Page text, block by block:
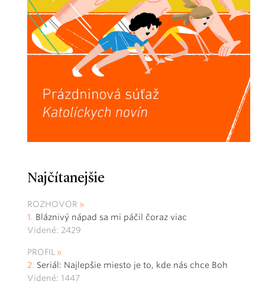
Najčítanejšie
ROZHOVOR
Bláznivý nápad sa mi páčil čoraz viac
Videné: 2429
PROFIL
Seriál: Najlepšie miesto je to, kde nás chce Boh
Videné: 1447